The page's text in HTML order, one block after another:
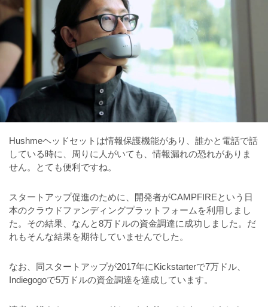
Hushmeヘッドセットは情報保護機能があり、誰かと電話で話
している時に、周りに人がいても、情報漏れの恐れがありま
せん。とても便利ですね。
スタートアップ促進のために、開発者がCAMPFIREという日
本のクラウドファンディングプラットフォームを利用しまし
た。その結果、なんと8万ドルの資金調達に成功しました。だ
れもそんな結果を期待していませんでした。
なお、同スタートアップが2017年にKickstarterで7万ドル、
Indiegogoで5万ドルの資金調達を達成しています。